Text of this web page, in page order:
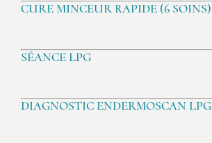
CURE MINCEUR RAPIDE (6 SOINS)
SÉANCE LPG
DIAGNOSTIC ENDERMOSCAN LPG